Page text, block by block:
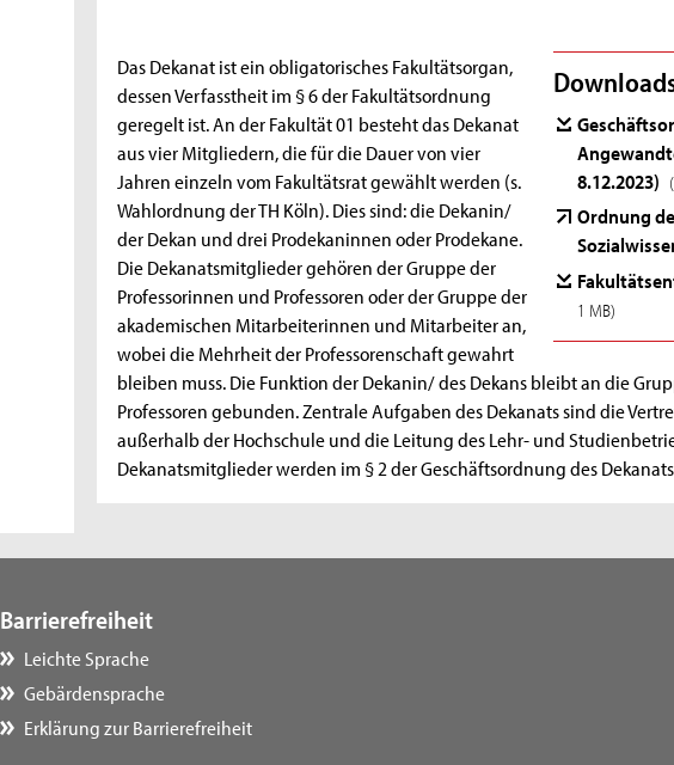
a
n
d
t
e
S
o
z
i
l
w
i
s
s
8.12.2023)
Ordnung
1 MB)
Das Dekanat ist ein obligatorisches Fakultätsorgan,
dessen Verfasstheit im § 6 der Fakultätsordnung
geregelt ist. An der Fakultät 01 besteht das Dekanat
aus vier Mitgliedern, die für die Dauer von vier
Jahren einzeln vom Fakultätsrat gewählt werden (s.
Wahlordnung der TH Köln). Dies sind: die Dekanin/
der Dekan und drei Prodekaninnen oder Prodekane.
Die Dekanatsmitglieder gehören der Gruppe der
Professorinnen und Professoren oder der Gruppe der
akademischen Mitarbeiterinnen und Mitarbeiter an,
wobei die Mehrheit der Professorenschaft gewahrt
bleiben muss. Die Funktion der Dekanin/ des Dekans bleibt an die
Professoren gebunden. Zentrale Aufgaben des Dekanats sind die
außerhalb der Hochschule und die Leitung des Lehr- und
Dekanatsmitglieder werden im § 2 der Geschäftsordnung des
Barrierefreiheit
Leichte Sprache
Gebärdensprache
Erklärung zur Barrierefreiheit